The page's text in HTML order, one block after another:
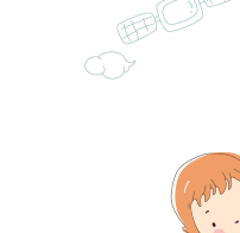
關懷計
「115
庭支持
場線
「小
檢送
安全宣
宣導影
檢送
月份
其合
檢送
「115
函轉